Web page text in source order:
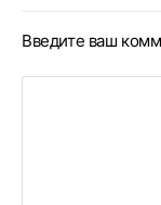
Введите ваш